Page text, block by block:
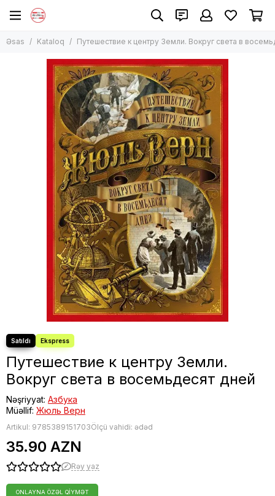
Əsas Kataloq Путешествие к центру Земли. Вокруг света в
Путешествие к центру Земли.
Вокруг света в восемьдесят дней
Nəşriyyat: Азбука
Müəllif: Жюль Верн
Artikul: 9785389151703Ölçü vahidi: ədəd
35.90 AZN
Rəy yaz
ONLAYNA ÖZƏL QIYMƏT